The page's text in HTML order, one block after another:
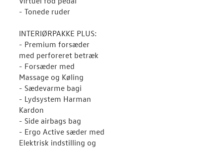
- Tonede ruder
INTERIØRPAKKE PLUS:
- Premium forsæder
med perforeret betræk
- Forsæder med
Massage og Køling
- Sædevarme bagi
- Lydsystem Harman
Kardon
- Side airbags bag
- Ergo Active sæder med
Elektrisk indstilling og